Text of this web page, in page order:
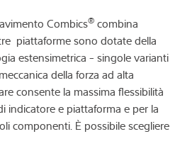
Combics® combina
piattaforme sono dotate della
estensimetrica - singole varianti
della forza ad alta
consente la massima flessibilità
indicatore e piattaforma e per la
componenti. È possibile scegliere